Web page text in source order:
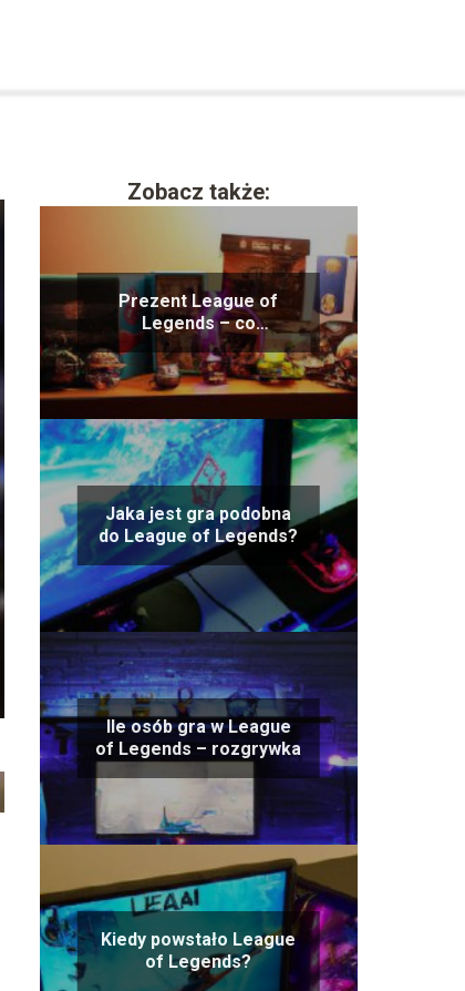
Zobacz także:
Prezent League of
Legends – co
podarować fanowi gry?
Jaka jest gra podobna
do League of Legends?
Ile osób gra w League
of Legends – rozgrywka
Kiedy powstało League
of Legends?